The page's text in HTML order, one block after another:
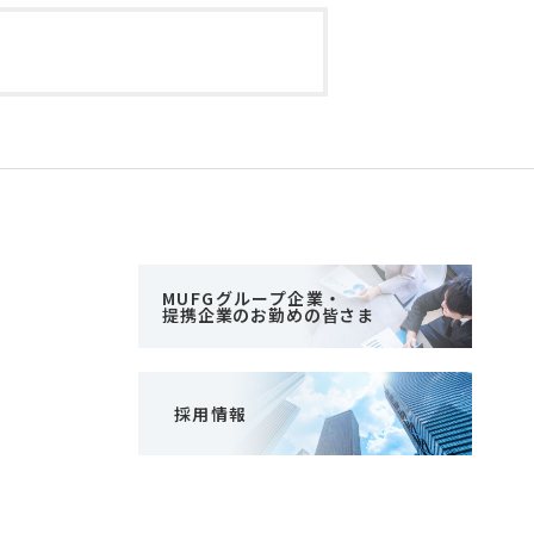
MUFGグループ企業・
提携企業のお勤めの皆さま
採用情報